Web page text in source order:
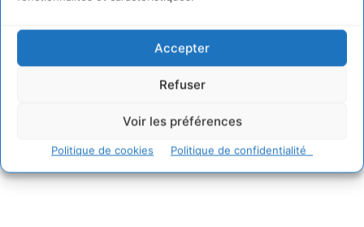
Accepter
Refuser
Voir les préférences
Politique de cookies Politique de confidentialité